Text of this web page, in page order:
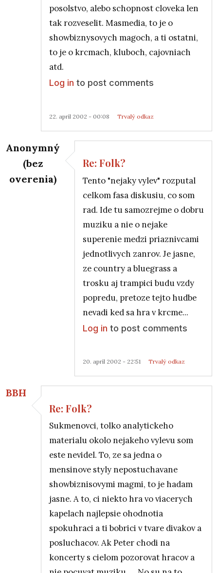
posolstvo, alebo schopnost cloveka len
tak rozveselit. Masmedia, to je o
showbiznysovych magoch, a ti ostatni,
to je o krcmach, kluboch, cajovniach
atd.
Log in to post comments
22. apríl 2002 - 00:08 Trvalý odkaz
Anonymný
(bez
overenia)
Re: Folk?byBBH
Re: Folk?
Tento "nejaky vylev" rozputal
celkom fasa diskusiu, co som
rad. Ide tu samozrejme o dobru
muziku a nie o nejake
superenie medzi priaznivcami
jednotlivych zanrov. Je jasne,
ze country a bluegrass a
trosku aj trampici budu vzdy
popredu, pretoze tejto hudbe
nevadi ked sa hra v krcme...
Log in to post comments
20. apríl 2002 - 22:51 Trvalý odkaz
BBH
Re: Folk?
Sukmenovci, tolko analytickeho
materialu okolo nejakeho vylevu som
este nevidel. To, ze sa jedna o
mensinove styly nepostuchavane
showbiznisovymi magmi, to je hadam
jasne. A to, ci niekto hra vo viacerych
kapelach najlepsie ohodnotia
spokuhraci a ti bobrici v tvare divakov a
posluchacov. Ak Peter chodi na
koncerty s cielom pozorovat hracov a